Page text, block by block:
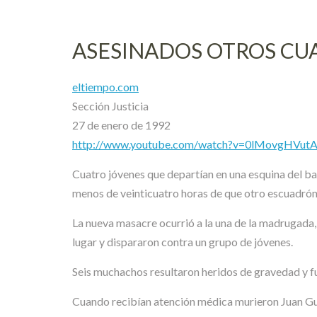
ASESINADOS OTROS
eltiempo.com
Sección Justicia
27 de enero de 1992
http://www.youtube.com/
Cuatro jóvenes que departían en una esquina del
menos de veinticuatro horas de que otro
La nueva masacre ocurrió a la una de la
lugar y dispararon contra un grupo de jóvenes.
Seis muchachos resultaron heridos de gravedad y
Cuando recibían atención médica murieron Juan